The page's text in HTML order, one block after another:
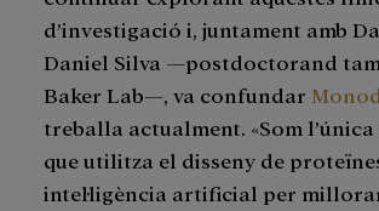
d’investigació i, juntament amb
Daniel Silva —postdoctorand
Baker Lab—, va confundar
treballa actualment. «Som l’única
que utilitza el disseny de
intel·ligència artificial per